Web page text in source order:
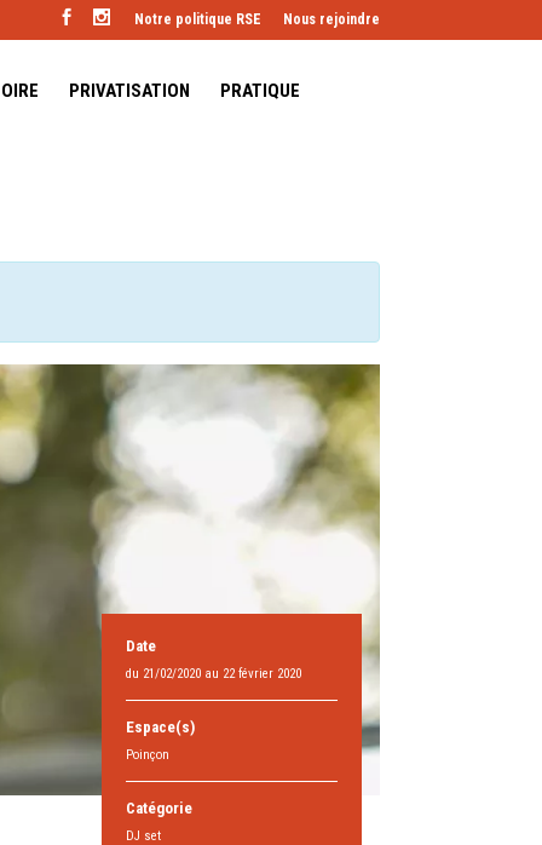
Notre politique RSE Nous rejoindre
PRIVATISATION PRATIQUE
Date
du 21/02/2020 au 22 février 2020
Espace(s)
Poinçon
Catégorie
DJ set